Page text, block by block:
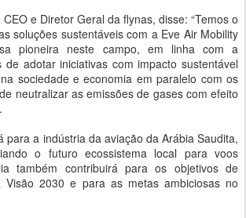
e Diretor Geral da flynas, disse: “Temos o
soluções sustentáveis ​​com a Eve Air Mobility
pioneira neste campo, em linha com a
de adotar iniciativas com impacto sustentável
sociedade e economia em paralelo com os
neutralizar as emissões de gases com efeito
para a indústria da aviação da Arábia Saudita,
o futuro ecossistema local para voos
também contribuirá para os objetivos de
Visão 2030 e para as metas ambiciosas no